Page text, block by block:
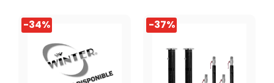
-34%
El
precio
original
El
precio
actual
-37%
El
precio
original
era:
El
precio
actual